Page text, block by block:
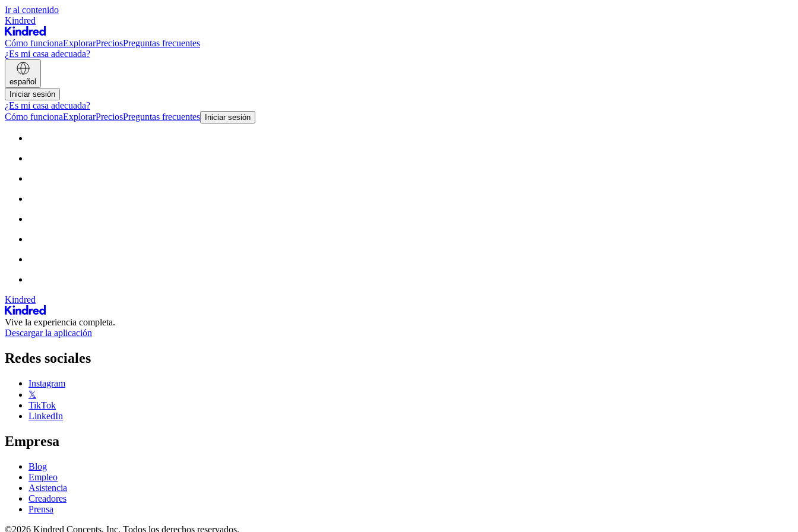
Ir al contenido
Kindred
Cómo funcionaExplorarPreciosPreguntas frecuentes
¿Es mi casa adecuada?
español
Iniciar sesión
¿Es mi casa adecuada?
Cómo funcionaExplorarPreciosPreguntas frecuentes Iniciar sesión
Kindred
Vive la experiencia completa.
Descargar la aplicación
Redes sociales
Instagram
𝕏
TikTok
LinkedIn
Empresa
Blog
Empleo
Asistencia
Creadores
Prensa
©2026 Kindred Concepts, Inc. Todos los derechos reservados.